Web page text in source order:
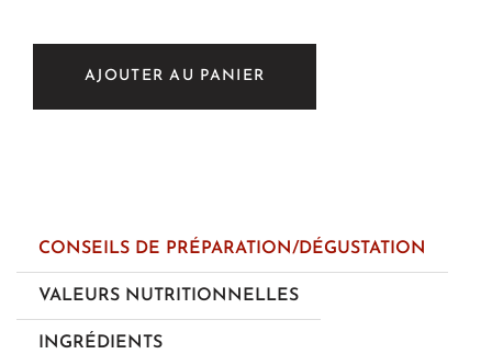
AJOUTER AU PANIER
CONSEILS DE PRÉPARATION/DÉGUSTATION
VALEURS NUTRITIONNELLES
INGRÉDIENTS